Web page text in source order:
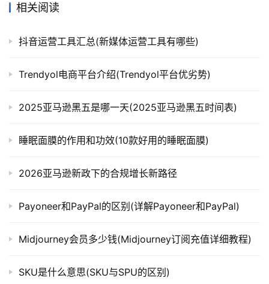
相关阅读
抖音运营工具汇总(新媒体运营工具有哪些)
Trendyol电商平台介绍(Trendyol平台优劣势)
2025亚马逊黑五是哪一天(2025亚马逊黑五时间表)
睡眠面膜的作用和功效(10款好用的睡眠面膜)
2026亚马逊新政下的合规增长新路径
Payoneer和PayPal的区别(详解Payoneer和PayPal)
Midjourney会员多少钱(Midjourney订阅充值详细教程)
SKU是什么意思(SKU与SPU的区别)